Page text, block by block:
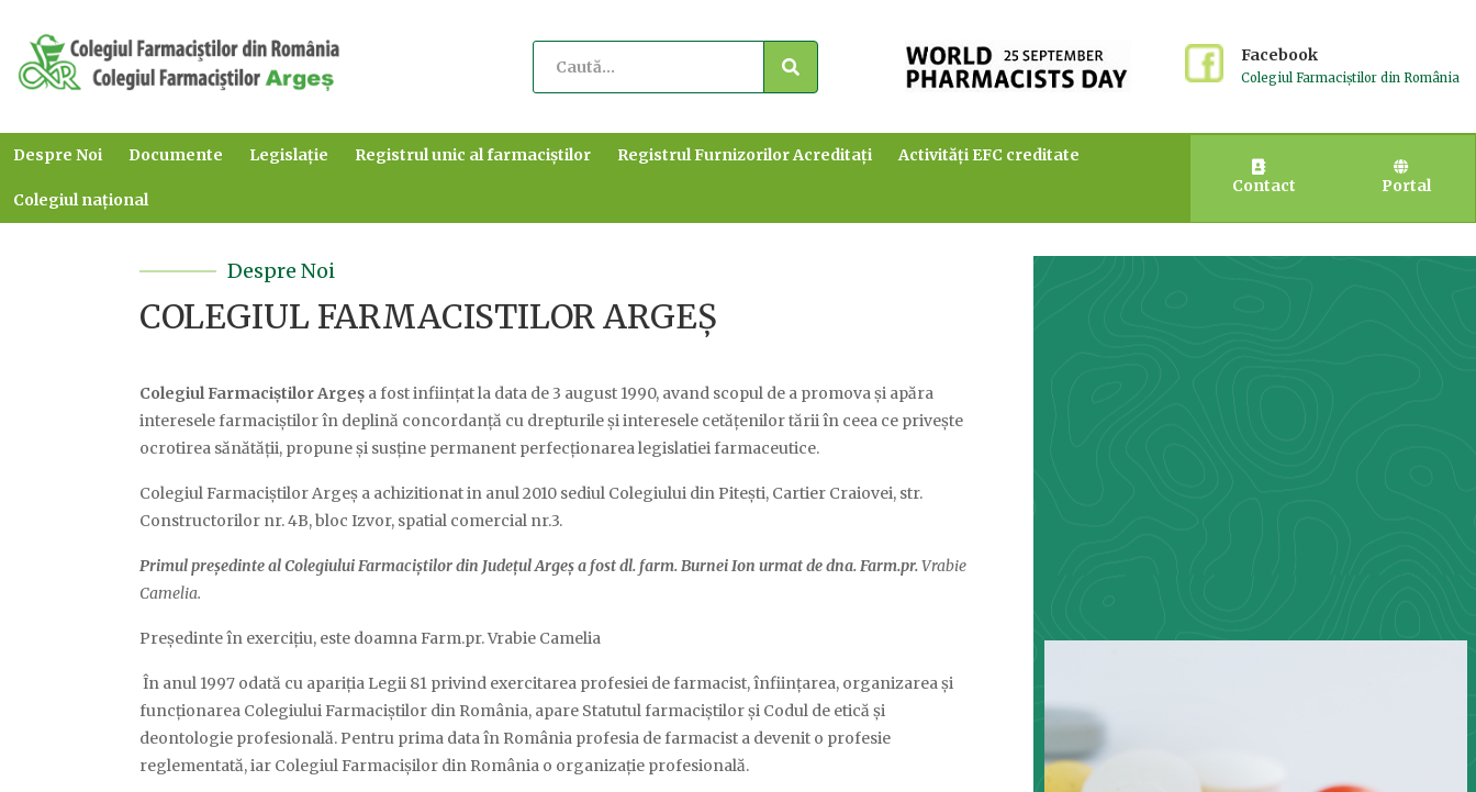
Facebook
Colegiul Farmaciștilor din România
Despre Noi Documente Legislație Registrul unic al farmaciștilor Registrul Furnizorilor Acreditați Activități EFC creditate
Colegiul național
Contact Portal
Despre Noi
COLEGIUL FARMACISTILOR ARGEȘ
Colegiul Farmaciștilor Argeș a fost inființat la data de 3 august 1990, avand scopul de a promova și apăra
interesele farmaciștilor în deplină concordanță cu drepturile și interesele cetățenilor tării în ceea ce privește
ocrotirea sănătății, propune și susține permanent perfecționarea legislatiei farmaceutice.
Colegiul Farmaciștilor Argeș a achizitionat in anul 2010 sediul Colegiului din Pitești, Cartier Craiovei, str.
Constructorilor nr. 4B, bloc Izvor, spatial comercial nr.3.
Primul președinte al Colegiului Farmaciștilor din Județul Argeș a fost dl. farm. Burnei Ion urmat de dna. Farm.pr.Vrabie
Camelia.
Președinte în exercițiu, este doamna Farm.pr. Vrabie Camelia
În anul 1997 odată cu apariția Legii 81 privind exercitarea profesiei de farmacist, înființarea, organizarea și
funcționarea Colegiului Farmaciștilor din România, apare Statutul farmaciștilor și Codul de etică și
deontologie profesională. Pentru prima data în România profesia de farmacist a devenit o profesie
reglementată, iar Colegiul Farmacișilor din România o organizație profesională.